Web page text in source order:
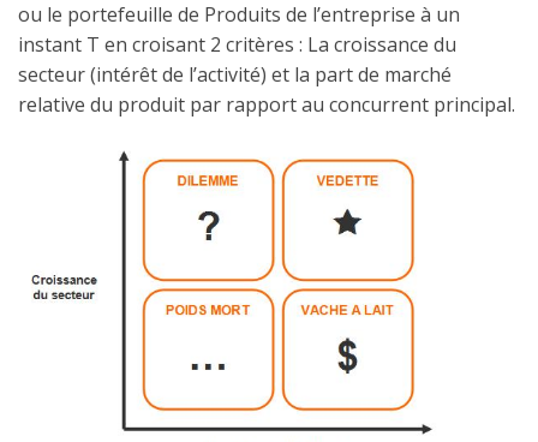
ou le portefeuille de Produits de l’entreprise à un
instant T en croisant 2 critères : La croissance du
secteur (intérêt de l’activité) et la part de marché
relative du produit par rapport au concurrent principal.